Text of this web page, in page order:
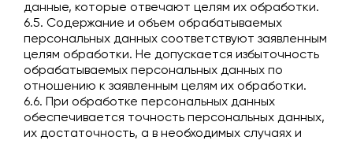
данные, которые отвечают целям их обработки.
6.5. Содержание и объем обрабатываемых
персональных данных соответствуют заявленным
целям обработки. Не допускается избыточность
обрабатываемых персональных данных по
отношению к заявленным целям их обработки.
6.6. При обработке персональных данных
обеспечивается точность персональных данных,
их достаточность, а в необходимых случаях и